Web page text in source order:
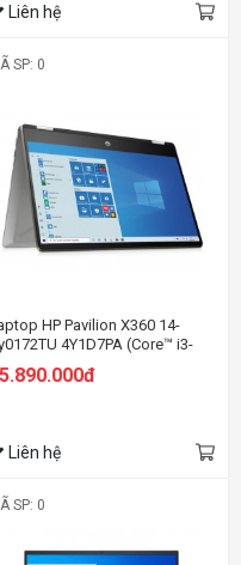
Liên hệ
SP: 0
HP Pavilion X360 14-
4Y1D7PA (Core™ i3-
| 14inch FHD | Cảm ứng
Liên hệ
SP: 0